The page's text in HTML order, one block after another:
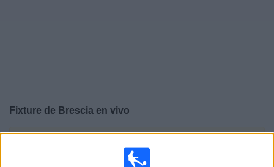
Fixture de Brescia en vivo
×
vivo. Puedes ver el historial de partidos en TV emitidos